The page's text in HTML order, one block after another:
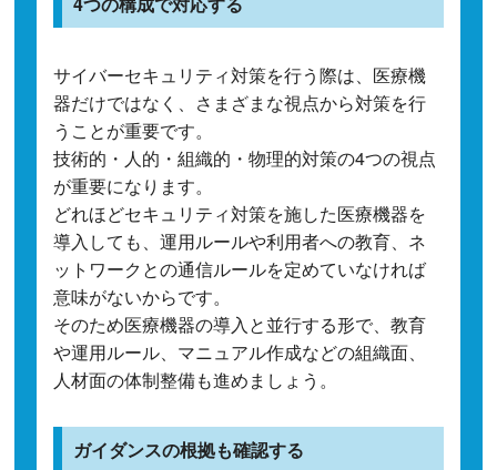
サイバーセキュリティ対策を行う際は、医療機
器だけではなく、さまざまな視点から対策を行
うことが重要です。
技術的・人的・組織的・物理的対策の4つの視点
が重要になります。
どれほどセキュリティ対策を施した医療機器を
導入しても、運用ルールや利用者への教育、ネ
ットワークとの通信ルールを定めていなければ
意味がないからです。
そのため医療機器の導入と並行する形で、教育
や運用ルール、マニュアル作成などの組織面、
人材面の体制整備も進めましょう。
ガイダンスの根拠も確認する